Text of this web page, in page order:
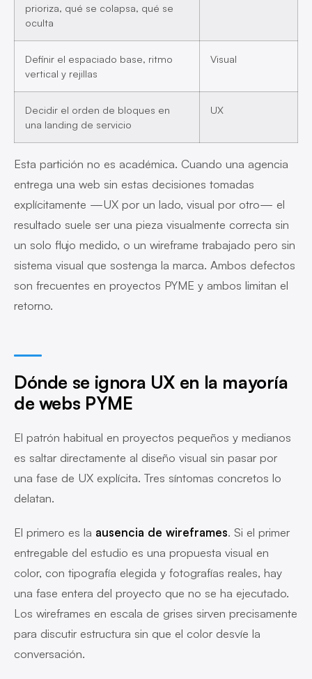
prioriza, qué se colapsa, qué se
oculta
Definir el espaciado base, ritmo
vertical y rejillas
Visual
Decidir el orden de bloques en
una landing de servicio
UX
Esta partición no es académica. Cuando una agencia
entrega una web sin estas decisiones tomadas
explícitamente —UX por un lado, visual por otro— el
resultado suele ser una pieza visualmente correcta sin
un solo flujo medido, o un wireframe trabajado pero sin
sistema visual que sostenga la marca. Ambos defectos
son frecuentes en proyectos PYME y ambos limitan el
retorno.
Dónde se ignora UX en la mayoría
de webs PYME
El patrón habitual en proyectos pequeños y medianos
es saltar directamente al diseño visual sin pasar por
una fase de UX explícita. Tres síntomas concretos lo
delatan.
El primero es la ausencia de wireframes. Si el primer
entregable del estudio es una propuesta visual en
color, con tipografía elegida y fotografías reales, hay
una fase entera del proyecto que no se ha ejecutado.
Los wireframes en escala de grises sirven precisamente
para discutir estructura sin que el color desvíe la
conversación.